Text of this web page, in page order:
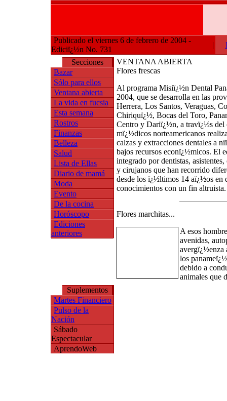
Publicado el viernes 6 de febrero de 2004 -
Ediciï¿½n No. 731
|
Secciones
Bazar
Sólo para ellos
Ventana abierta
La vida en fucsia
Esta semana
Rostros
Finanzas
Belleza
Salud
Lista de Ellas
Diario de mamá
Moda
Evento
De la cocina
Horóscopo
Ediciones
anteriores
Suplementos
Martes Financiero
Pulso de la
Nación
Sábado
Espectacular
AprendoWeb
VENTANA ABIERTA
Flores frescas
Al programa Misiï¿½n Dental
2004, que se desarrolla en las
Herrera, Los Santos, Veraguas,
Chiriquï¿½, Bocas del Toro,
Centro y Dariï¿½n, a travï¿½s del
mï¿½dicos norteamericanos
calzas y extracciones dentales a
bajos recursos econï¿½micos. El
integrado por dentistas, asistentes,
y cirujanos que han recorrido
desde los ï¿½ltimos 14 aï¿½os en
conocimientos con un fin altruista.
Flores marchitas...
A esos
avenidas,
avergï¿½enza
los
debido a
animales que